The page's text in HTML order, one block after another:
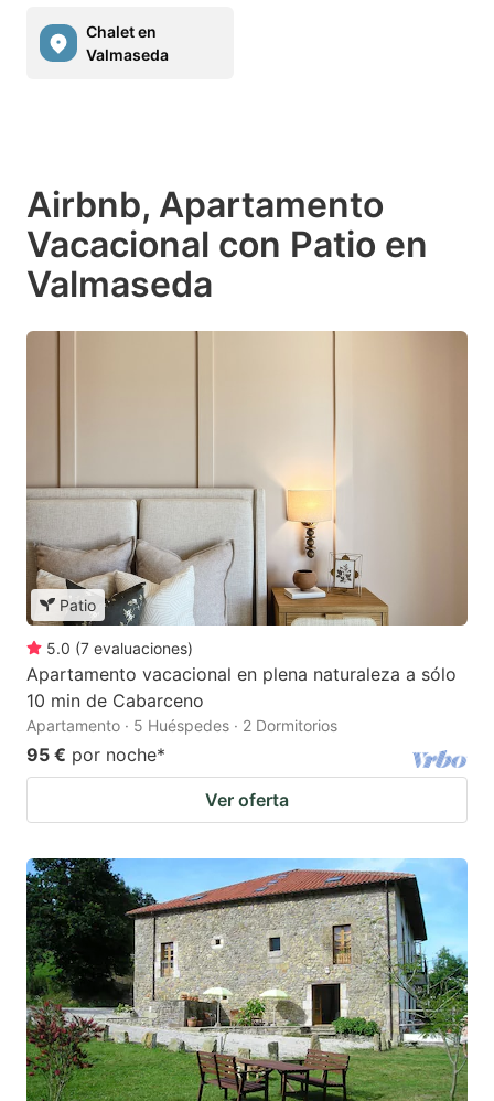
Chalet en
Valmaseda
Airbnb, Apartamento
Vacacional con Patio en
Valmaseda
Patio
5.0 (7 evaluaciones)
Apartamento vacacional en plena naturaleza a sólo
10 min de Cabarceno
Apartamento · 5 Huéspedes · 2 Dormitorios
95 € por noche*
Ver oferta